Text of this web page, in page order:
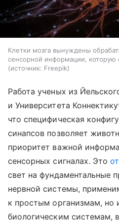
Клетки мозга вынуждены
сенсорной информации,
источник: Freepik
Работа ученых из
и Университета
что специфическая
синапсов позволяет
приоритет важной
сенсорных сигналах. Это
свет на фундаментальные
нервной системы,
к простым организмам, но
биологическим системам,